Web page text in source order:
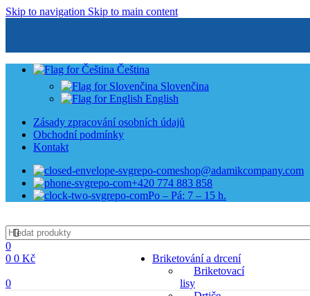
Skip to navigation Skip to main content
Čeština
Slovenčina
English
Zásady zpracování osobních údajů
Obchodní podmínky
Kontakt
eshop@adamikcompany.com
+420 774 883 858
Po – Pá: 7 – 15 h.
Briketování a drcení
Briketovací
lisy
0
0 0 Kč
0